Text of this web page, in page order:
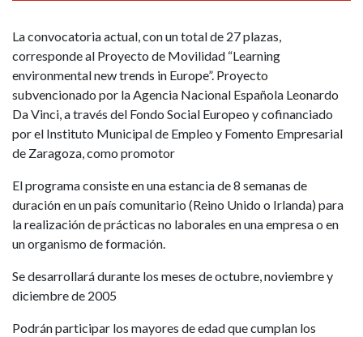
La convocatoria actual, con un total de 27 plazas,
corresponde al Proyecto de Movilidad “Learning
environmental new trends in Europe”. Proyecto
subvencionado por la Agencia Nacional Española Leonardo
Da Vinci, a través del Fondo Social Europeo y cofinanciado
por el Instituto Municipal de Empleo y Fomento Empresarial
de Zaragoza, como promotor
El programa consiste en una estancia de 8 semanas de
duración en un país comunitario (Reino Unido o Irlanda) para
la realización de prácticas no laborales en una empresa o en
un organismo de formación.
Se desarrollará durante los meses de octubre, noviembre y
diciembre de 2005
Podrán participar los mayores de edad que cumplan los